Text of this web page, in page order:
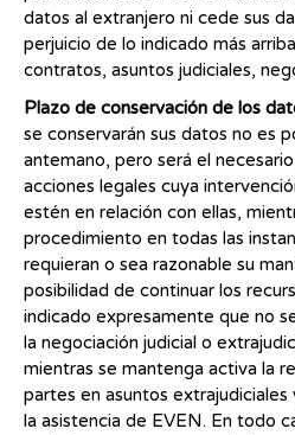
datos al extranjero ni cede sus
perjuicio de lo indicado más
contratos, asuntos judiciales,
Plazo de conservación de los
se conservarán sus datos no es
antemano, pero será el
acciones legales cuya
estén en relación con ellas,
procedimiento en todas las
requieran o sea razonable su
posibilidad de continuar los
indicado expresamente que no
la negociación judicial o
mientras se mantenga activa la
partes en asuntos
la asistencia de EVEN. En todo